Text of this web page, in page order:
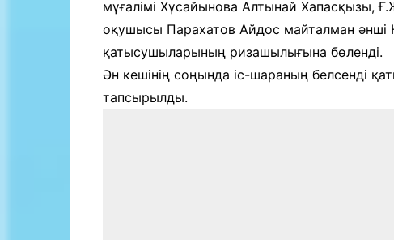
мұғалімі Хұсайынова Алтынай Хапасқызы,
оқушысы Парахатов Айдос майталман әнші
қатысушыларының ризашылығына бөленді.
Ән кешінің соңында іс-шараның белсенді
тапсырылды.